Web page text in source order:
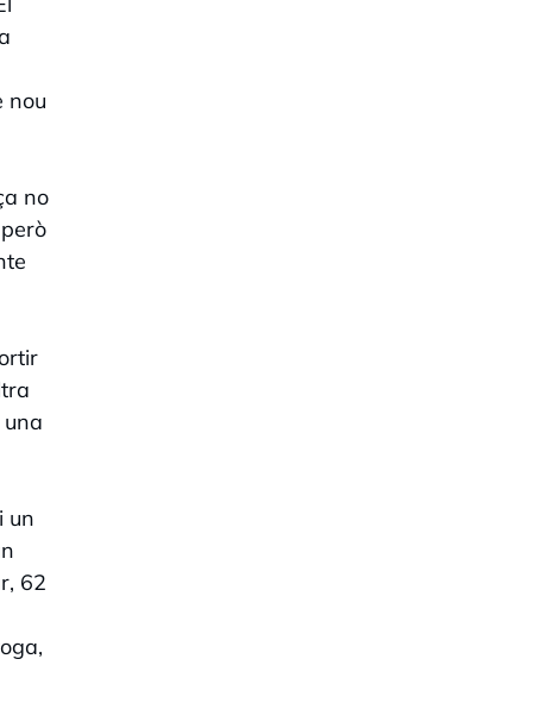
nou
no
un
62